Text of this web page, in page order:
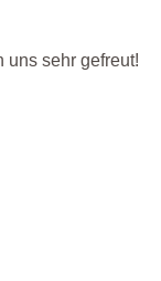
uns sehr gefreut!